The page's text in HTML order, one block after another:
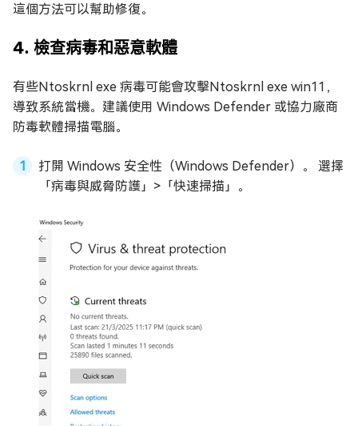
這個方法可以幫助修復。
4. 檢查病毒和惡意軟體
有些Ntoskrnl exe 病毒可能會攻擊Ntoskrnl exe win11，
導致系統當機。建議使用 Windows Defender 或協力廠商
防毒軟體掃描電腦。
打開 Windows 安全性（Windows Defender）。 選擇
「病毒與威脅防護」>「快速掃描」。